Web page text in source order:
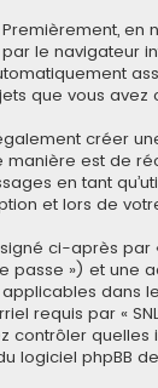
en
le navigateur
que vous
est de
en tant
et lors de
ci-après
») et une
requis par «
contrôler
logiciel phpBB